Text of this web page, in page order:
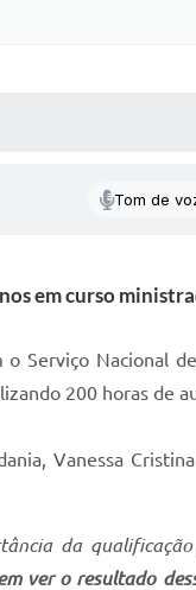
Tom de
em curso
Nacional
200 horas de
Vanessa
da
ver o resultado